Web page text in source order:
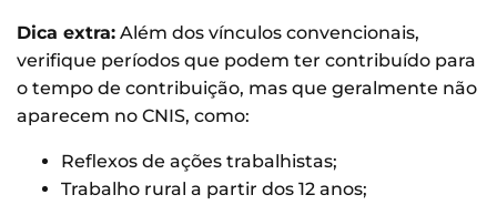
Dica extra: Além dos vínculos convencionais,
verifique períodos que podem ter contribuído para
o tempo de contribuição, mas que geralmente não
aparecem no CNIS, como:
Reflexos de ações trabalhistas;
Trabalho rural a partir dos 12 anos;